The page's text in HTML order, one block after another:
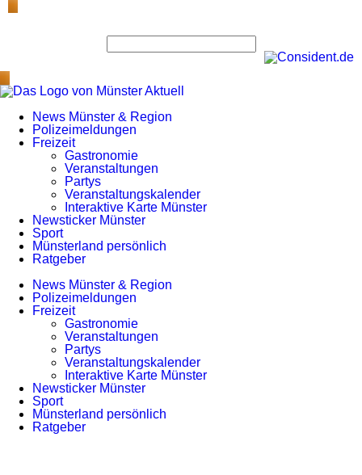
News Münster & Region
Polizeimeldungen
Freizeit
Gastronomie
Veranstaltungen
Partys
Veranstaltungskalender
Interaktive Karte Münster
Newsticker Münster
Sport
Münsterland persönlich
Ratgeber
News Münster & Region
Polizeimeldungen
Freizeit
Gastronomie
Veranstaltungen
Partys
Veranstaltungskalender
Interaktive Karte Münster
Newsticker Münster
Sport
Münsterland persönlich
Ratgeber